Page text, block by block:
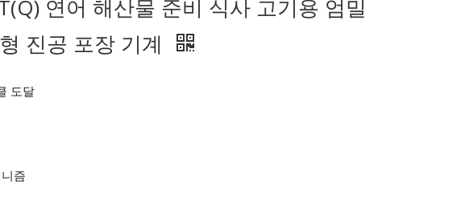
연어 해산물 준비 식사 고기용 엄밀
진공 포장 기계
도달
즘